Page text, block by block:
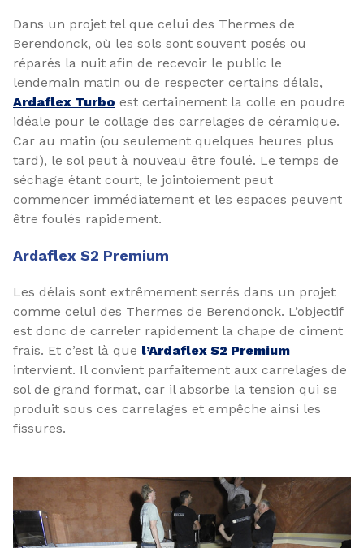
Dans un projet tel que celui des Thermes de
Berendonck, où les sols sont souvent posés ou
réparés la nuit afin de recevoir le public le
lendemain matin ou de respecter certains délais,
Ardaflex Turbo est certainement la colle en poudre
idéale pour le collage des carrelages de céramique.
Car au matin (ou seulement quelques heures plus
tard), le sol peut à nouveau être foulé. Le temps de
séchage étant court, le jointoiement peut
commencer immédiatement et les espaces peuvent
être foulés rapidement.
Ardaflex S2 Premium
Les délais sont extrêmement serrés dans un projet
comme celui des Thermes de Berendonck. L’objectif
est donc de carreler rapidement la chape de ciment
frais. Et c’est là que l’Ardaflex S2 Premium
intervient. Il convient parfaitement aux carrelages de
sol de grand format, car il absorbe la tension qui se
produit sous ces carrelages et empêche ainsi les
fissures.